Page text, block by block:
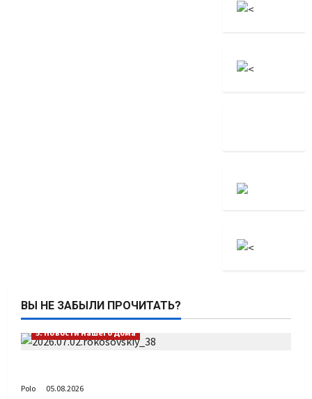
ВЫ НЕ ЗАБЫЛИ ПРОЧИТАТЬ?
5. Новости нашего Дома
Polo
05.08.2026